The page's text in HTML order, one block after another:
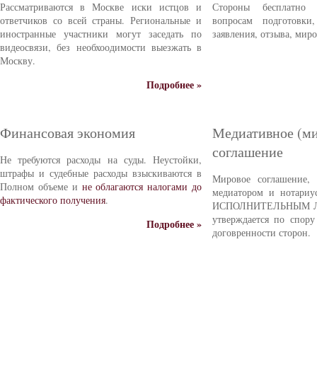
Рассматриваются в Москве иски истцов и
ответчиков со всей страны. Региональные и
иностранные участники могут заседать по
видеосвязи, без необхоодимости выезжать в
Москву.
Подробнее »
Стороны бесплатно
вопросам
заявления, отзыва,
Финансовая экономия
Не требуются расходы на суды. Неустойки,
штрафы и судебные расходы взыскиваются в
Полном объеме и не облагаются налогами до
фактического получения.
Подробнее »
Медиативное
соглашение
Мировое
медиатором и
ИСПОЛНИТЕЛЬНЫМ
утверждается по
договренности сторон.